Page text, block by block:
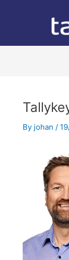
By johan /
navigation